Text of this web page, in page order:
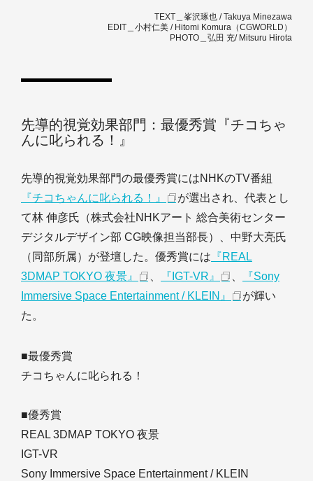
TEXT＿峯沢琢也 / Takuya Minezawa
EDIT＿小村仁美 / Hitomi Komura（CGWORLD）
PHOTO＿弘田 充/ Mitsuru Hirota
先導的視覚効果部門：最優秀賞『チコちゃ
んに叱られる！』
先導的視覚効果部門の最優秀賞にはNHKのTV番組
『チコちゃんに叱られる！』
が選出され、代表とし
て林 伸彦氏（株式会社NHKアート 総合美術センター
デジタルデザイン部 CG映像担当部長）、中野大亮氏
（同部所属）が登壇した。優秀賞には 『REAL
3DMAP TOKYO 夜景』
『IGT-VR』
『Sony
Immersive Space Entertainment / KLEIN』
が輝い
た。
■最優秀賞
チコちゃんに叱られる！
■優秀賞
REAL 3DMAP TOKYO 夜景
IGT-VR
Sony Immersive Space Entertainment / KLEIN